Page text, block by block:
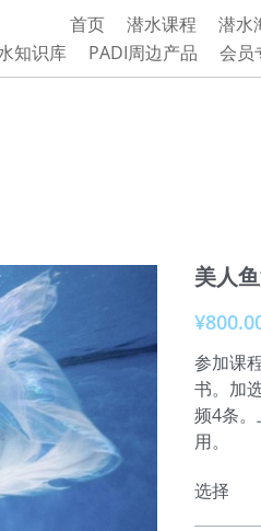
首页 潜水课程 潜水
知识库
PADI周边产品 会员
美人
参加课
书。加
频4条
用。
选择